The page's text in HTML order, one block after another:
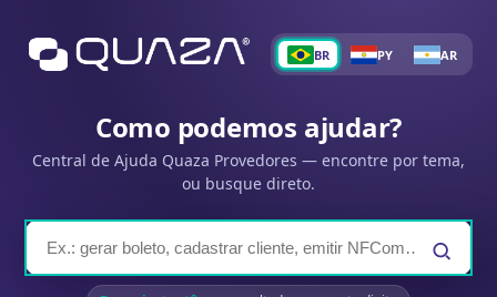
BR PY AR
Como podemos ajudar?
Central de Ajuda Quaza Provedores — encontre por tema,
ou busque direto.